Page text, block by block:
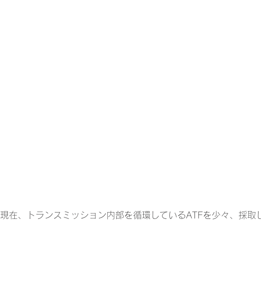
現在、トランスミッション内部を循環しているATFを少々、採取